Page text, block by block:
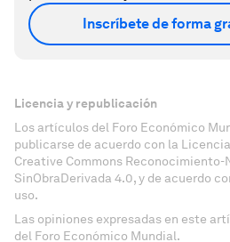
Inscríbete de forma
Licencia y republicación
Los artículos del Foro Económico
publicarse de acuerdo con la
Creative Commons Reconocimiento-
SinObraDerivada 4.0, y de acuerdo
uso.
Las opiniones expresadas en este
del Foro Económico Mundial.